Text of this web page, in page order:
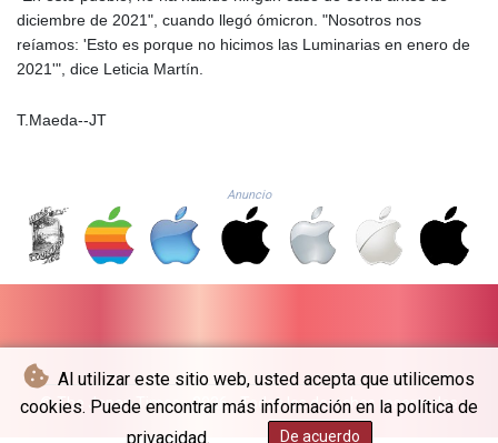
Al utilizar este sitio web, usted acepta que utilicemos
cookies. Puede encontrar más información en la política de
privacidad.
De acuerdo
1571.940531
NIO 42.439425
PEN 3.898292
PGK 5.095329
PHP 70.036572
6860.028033
QAR 4.215763
RON 5.25556
RSD 117.322806
diciembre de 2021", cuando llegó ómicron. "Nosotros nos
reíamos: 'Esto es porque no hicimos las Luminarias en enero de
2021'", dice Leticia Martín.
T.Maeda--JT
Anuncio
© The Japan Times - 2026 - Todos los derechos reservados